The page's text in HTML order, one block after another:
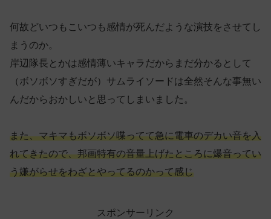
何故どいつもこいつも感情が死んだような演技をさせてし
まうのか。
岸辺隊長とかは感情薄いキャラだからまだ分かるとして
（ボソボソすぎだが）サムライソードは全然そんな事無い
んだからおかしいと思ってしまいました。
また、マキマもボソボソ喋ってて急に電車のデカい音を入
れてきたので、邦画特有の音量上げたところに爆音ってい
う嫌がらせをわざとやってるのかって感じ
スポンサーリンク